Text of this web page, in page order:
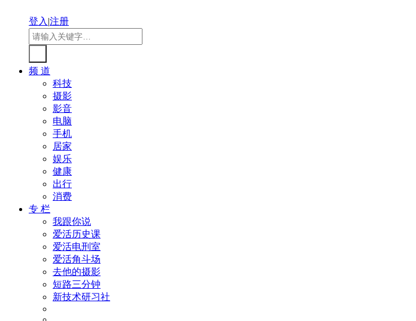
登入|注册
频 道
科技
摄影
影音
电脑
手机
居家
娱乐
健康
出行
消费
专 栏
我跟你说
爱活历史课
爱活电刑室
爱活角斗场
去他的摄影
短路三分钟
新技术研习社